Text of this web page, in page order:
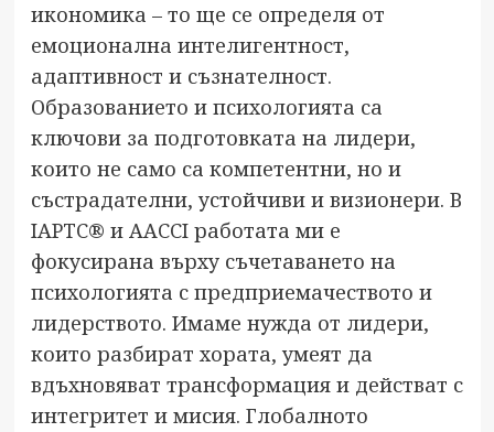
икономика – то ще се определя от
емоционална интелигентност,
адаптивност и съзнателност.
Образованието и психологията са
ключови за подготовката на лидери,
които не само са компетентни, но и
състрадателни, устойчиви и визионери. В
IAPTC® и AACCI работата ми е
фокусирана върху съчетаването на
психологията с предприемачеството и
лидерството. Имаме нужда от лидери,
които разбират хората, умеят да
вдъхновяват трансформация и действат с
интегритет и мисия. Глобалното